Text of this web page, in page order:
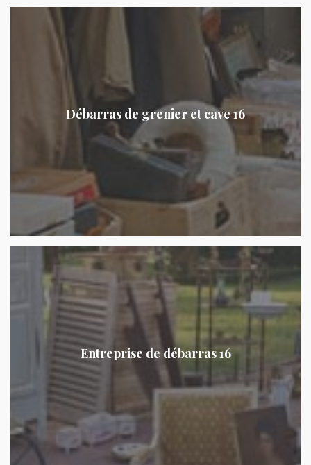
Débarras de grenier et cave 16
Entreprise de débarras 16